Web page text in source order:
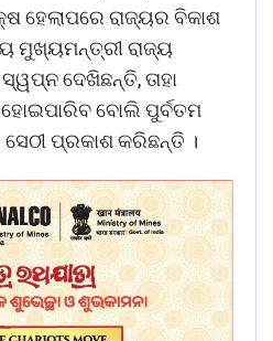
ହେଲାପରେ ରାଜ୍ୟର ବିକାଶ
ମୁଖ୍ୟମନ୍ତ୍ରୀ ରାଜ୍ୟ
ଦେଖିଛନ୍ତି, ତାହା
ହୋଇପାରିବ ବୋଲି ପୁର୍ବତମ
ପ୍ରକାଶ କରିଛନ୍ତି ।